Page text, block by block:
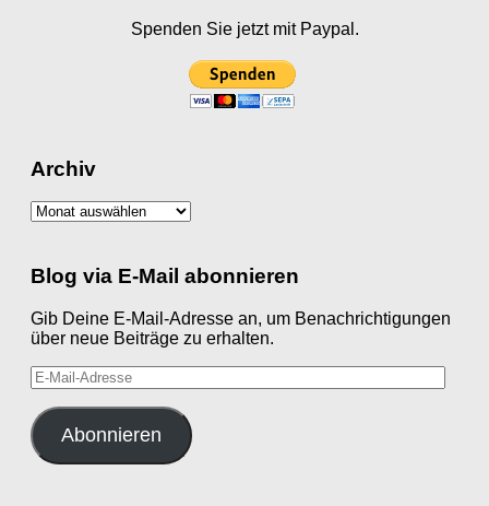
Spenden Sie jetzt mit Paypal.
Archiv
Archiv
Blog via E-Mail abonnieren
Gib Deine E-Mail-Adresse an, um Benachrichtigungen
über neue Beiträge zu erhalten.
E-
Mail-
Adresse
Abonnieren